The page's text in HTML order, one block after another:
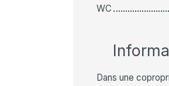
WC
Dans une